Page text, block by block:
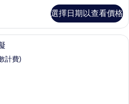
選擇日期以查看價格
客房, 1 張標準雙人床, 無障礙 | 高級
計費)